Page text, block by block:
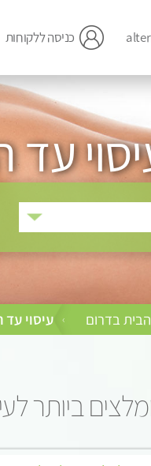
כניסה ללקוחות
בדרום › עיסוי
ביותר